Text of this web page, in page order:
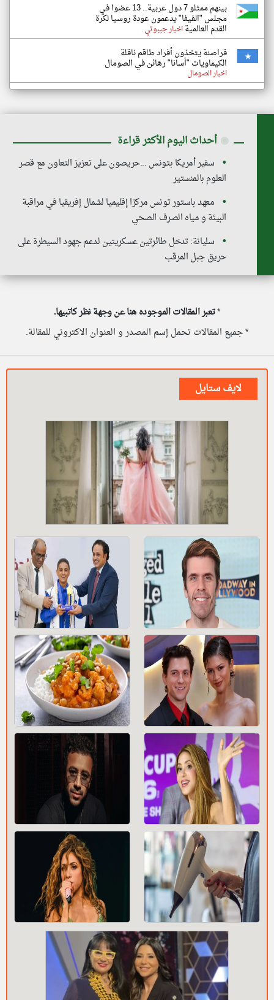
بينهم ممثلو 7 دول عربية.. 13 عضوا في
مجلس "الفيفا" يدعمون عودة روسيا لكرة
القدم العالميةاخبار جيبوتي
قراصنة يتخذون أفراد طاقم ناقلة
الكيماويات "أسانا" رهائن في الصومال
اخبار الصومال
◉ أحداث اليوم الأكثر قراءة
سفير أمريكا بتونس ...حريصون على تعزيز التعاون مع قصر
العلوم بالمنستير
معهد باستور تونس مركزا إقليميا لشمال إفريقيا في مراقبة
البيئة و مياه الصرف الصحي
سليانة: تدخل طائرتين عسكريتين لدعم جهود السيطرة على
حريق جبل المرقب
*تعبر المقالات الموجوده هنا عن وجهة نظر كاتبيها.
* جميع المقالات تحمل إسم المصدر و العنوان الاكتروني للمقالة.
لايف ستايل